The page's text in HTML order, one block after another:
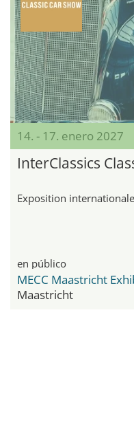
14. - 17. enero 2027
InterClassics
Exposition
en público
Maastricht